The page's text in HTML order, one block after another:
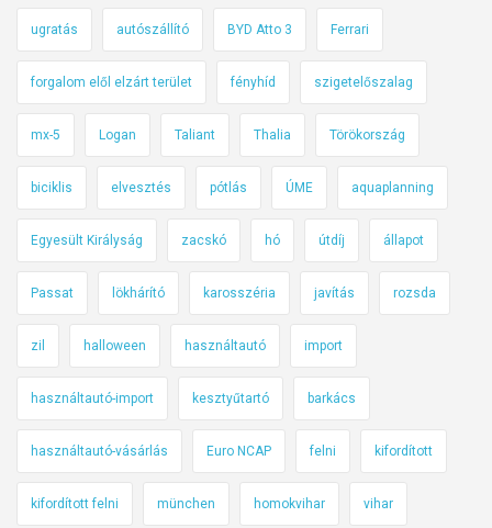
ugratás autószállító BYD Atto 3 Ferrari
forgalom elől elzárt terület fényhíd szigetelőszalag
mx-5 Logan Taliant Thalia Törökország
biciklis elvesztés pótlás ÚME aquaplanning
Egyesült Királyság zacskó hó útdíj állapot
Passat lökhárító karosszéria javítás rozsda
zil halloween használtautó import
használtautó-import kesztyűtartó barkács
használtautó-vásárlás Euro NCAP felni kifordított
kifordított felni münchen homokvihar vihar